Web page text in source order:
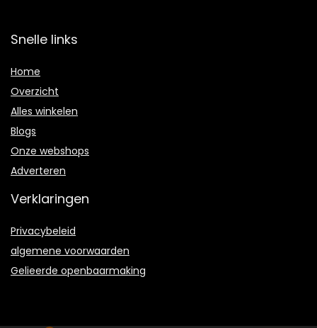
Snelle links
Home
Overzicht
Alles winkelen
Blogs
Onze webshops
Adverteren
Verklaringen
Privacybeleid
algemene voorwaarden
Gelieerde openbaarmaking